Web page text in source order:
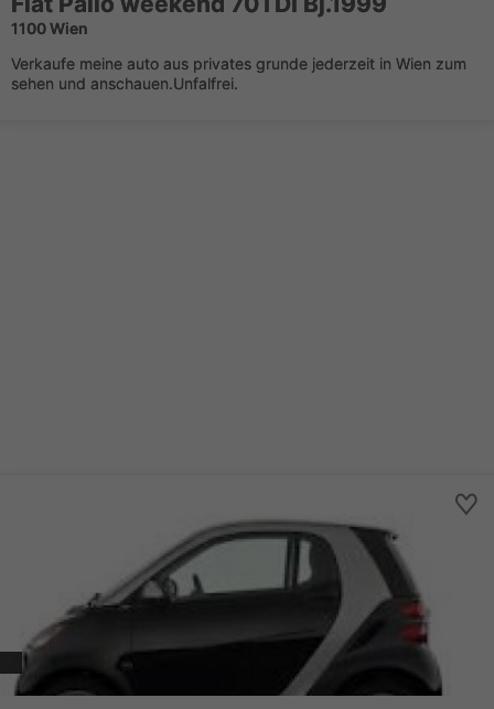
1100 Wien
Verkaufe meine auto aus privates grunde jederzeit in Wien zum
sehen und anschauen.Unfalfrei.